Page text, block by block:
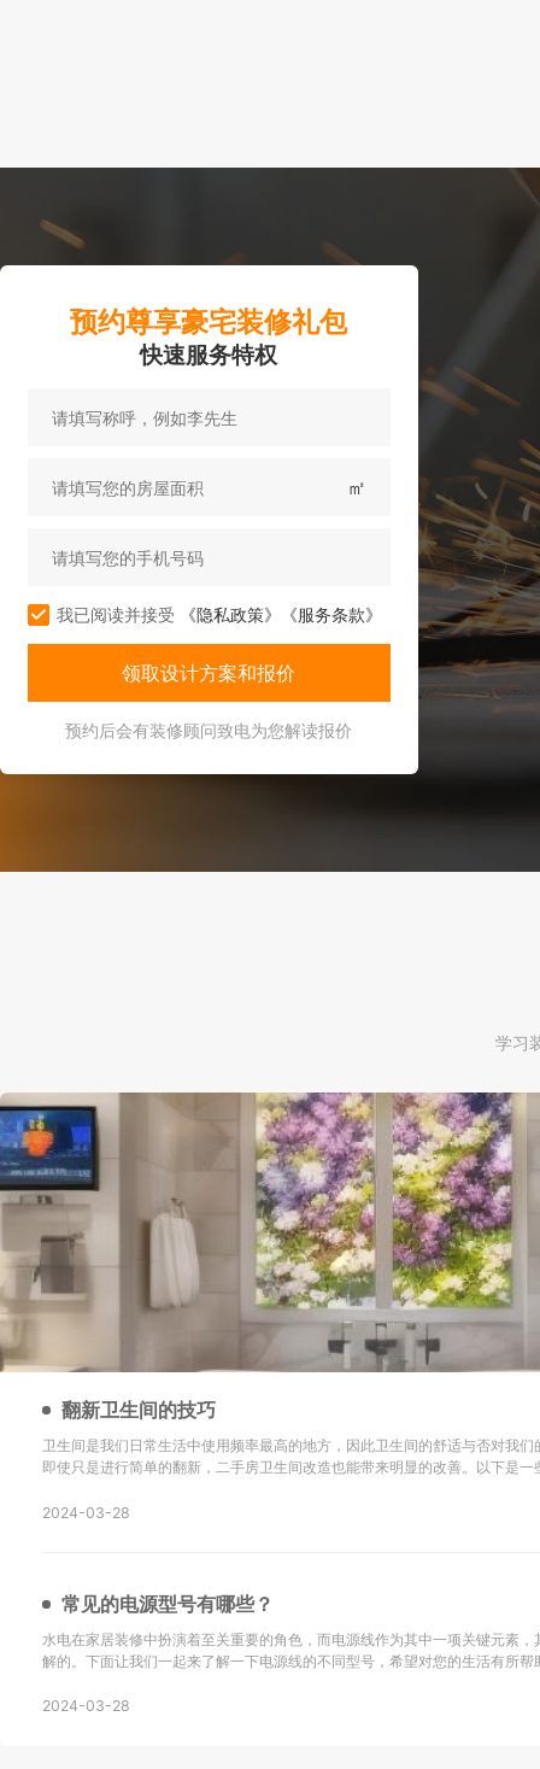
预约尊享豪宅装修礼包
快速服务特权
㎡
我已阅读并接受 《隐私政策》 《服务条款》
预约后会有装修顾问致电为您解读报价
学习
翻新卫生间的技巧
卫生间是我们日常生活中使用频率最高的地方，因此卫生间的舒适与否对我们
即使只是进行简单的翻新，二手房卫生间改造也能带来明显的改善。以下是一
铺设瓷砖是很重要的。确保地砖的铺设
2024-03-28
常见的电源型号有哪些？
水电在家居装修中扮演着至关重要的角色，而电源线作为其中一项关键元素，
解的。下面让我们一起来了解一下电源线的不同型号，希望对您的生活有所帮助！ SYV：这
同轴电缆。 KVV：这种电缆采用聚氯乙烯
2024-03-28